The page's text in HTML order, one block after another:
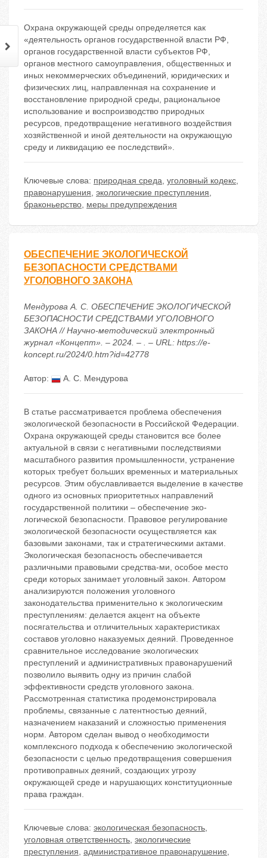
Охрана окружающей среды определяется как
«деятельность органов государственной власти РФ,
органов государственной власти субъектов РФ,
органов местного самоуправления, общественных и
иных некоммерческих объединений, юридических и
физических лиц, направленная на сохранение и
восстановление природной среды, рациональное
использование и воспроизводство природных
ресурсов, предотвращение негативного воздействия
хозяйственной и иной деятельности на окружающую
среду и ликвидацию ее последствий».
Ключевые слова: природная среда, уголовный кодекс,
правонарушения, экологические преступления,
браконьерство, меры предупреждения
ОБЕСПЕЧЕНИЕ ЭКОЛОГИЧЕСКОЙ
БЕЗОПАСНОСТИ СРЕДСТВАМИ
УГОЛОВНОГО ЗАКОНА
Мендурова А. С. ОБЕСПЕЧЕНИЕ ЭКОЛОГИЧЕСКОЙ
БЕЗОПАСНОСТИ СРЕДСТВАМИ УГОЛОВНОГО
ЗАКОНА // Научно-методический электронный
журнал «Концепт». – 2024. – . – URL: https://e-
koncept.ru/2024/0.htm?id=42778
Автор: А. С. Мендурова
В статье рассматривается проблема обеспечения
экологической безопасности в Российской Федерации.
Охрана окружающей среды становится все более
актуальной в связи с негативными последствиями
масштабного развития промышленности, устранение
которых требует больших временных и материальных
ресурсов. Этим обуславливается выделение в качестве
одного из основных приоритетных направлений
государственной политики – обеспечение эко-
логической безопасности. Правовое регулирование
экологической безопасности осуществляется как
базовыми законами, так и стратегическими актами.
Экологическая безопасность обеспечивается
различными правовыми средства-ми, особое место
среди которых занимает уголовный закон. Автором
анализируются положения уголовного
законодательства применительно к экологическим
преступлениям: делается акцент на объекте
посягательства и отличительных характеристиках
составов уголовно наказуемых деяний. Проведенное
сравнительное исследование экологических
преступлений и административных правонарушений
позволило выявить одну из причин слабой
эффективности средств уголовного закона.
Рассмотренная статистика продемонстрировала
проблемы, связанные с латентностью деяний,
назначением наказаний и сложностью применения
норм. Автором сделан вывод о необходимости
комплексного подхода к обеспечению экологической
безопасности с целью предотвращения совершения
противоправных деяний, создающих угрозу
окружающей среде и нарушающих конституционные
права граждан.
Ключевые слова: экологическая безопасность,
уголовная ответственность, экологические
преступления, административное правонарушение,